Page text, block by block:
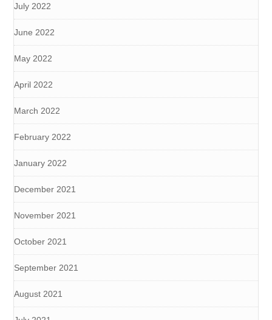
July 2022
June 2022
May 2022
April 2022
March 2022
February 2022
January 2022
December 2021
November 2021
October 2021
September 2021
August 2021